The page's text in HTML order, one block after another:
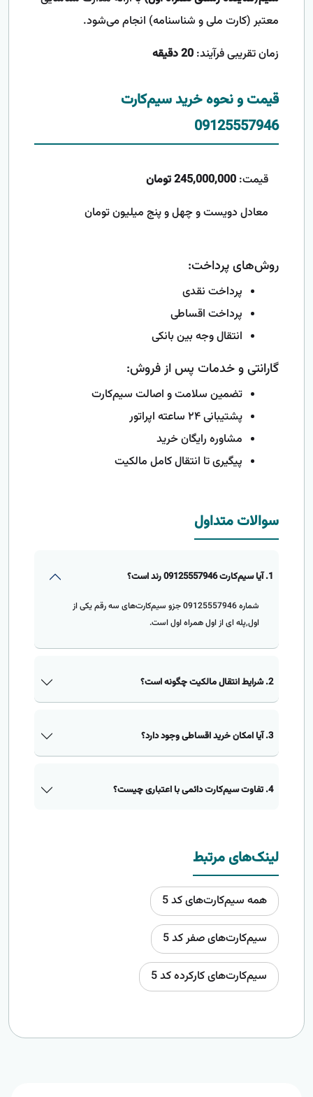
معتبر (کارت ملی و شناسنامه) انجام می‌شود.
زمان تقریبی فرآیند: 20 دقیقه
قیمت و نحوه خرید سیم‌کارت
09125557946
قیمت: 245,000,000 تومان
معادل دویست و چهل و پنج میلیون تومان
روش‌های پرداخت:
پرداخت نقدی
پرداخت اقساطی
انتقال وجه بین بانکی
گارانتی و خدمات پس از فروش:
تضمین سلامت و اصالت سیم‌کارت
پشتیبانی ۲۴ ساعته اپراتور
مشاوره رایگان خرید
پیگیری تا انتقال کامل مالکیت
سوالات متداول
1. آیا سیم‌کارت 09125557946 رند است؟
شماره 09125557946 جزو سیم‌کارت‌های سه رقم یکی از
اول,پله ای از اول همراه اول است.
2. شرایط انتقال مالکیت چگونه است؟
3. آیا امکان خرید اقساطی وجود دارد؟
4. تفاوت سیم‌کارت دائمی با اعتباری چیست؟
لینک‌های مرتبط
همه سیم‌کارت‌های کد 5
سیم‌کارت‌های صفر کد 5
سیم‌کارت‌های کارکرده کد 5